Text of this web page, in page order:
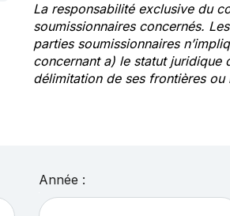
La responsabilité exclusive du
soumissionnaires concernés.
parties soumissionnaires
concernant a) le statut
délimitation de ses frontières
Année :